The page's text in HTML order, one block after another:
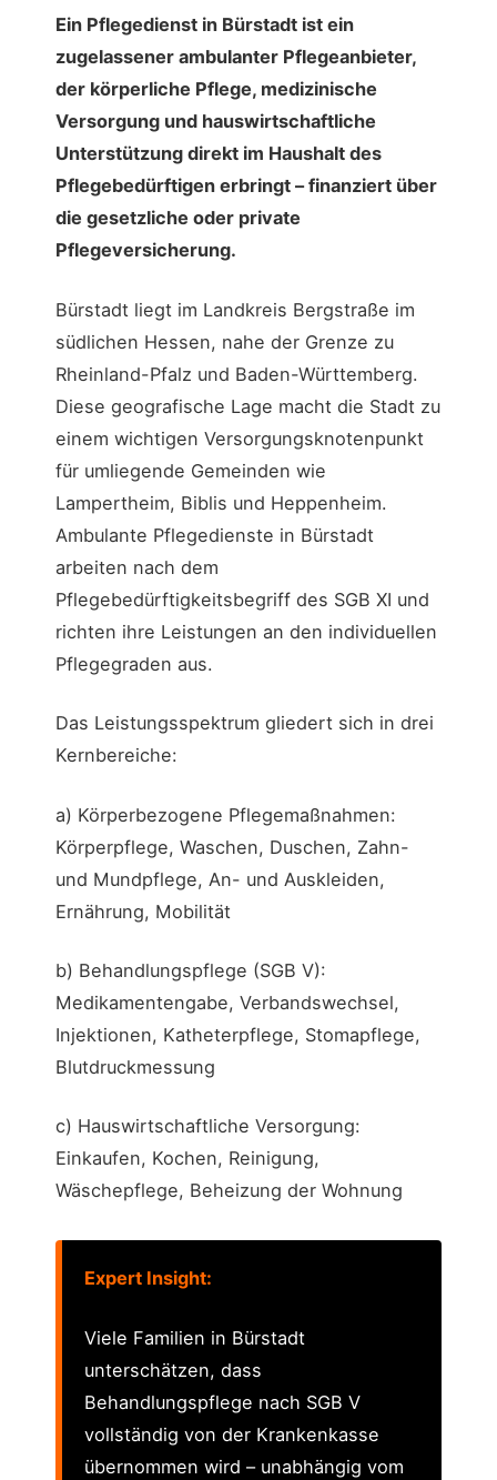
Ein Pflegedienst in Bürstadt ist ein
zugelassener ambulanter Pflegeanbieter,
der körperliche Pflege, medizinische
Versorgung und hauswirtschaftliche
Unterstützung direkt im Haushalt des
Pflegebedürftigen erbringt – finanziert über
die gesetzliche oder private
Pflegeversicherung.
Bürstadt liegt im Landkreis Bergstraße im
südlichen Hessen, nahe der Grenze zu
Rheinland-Pfalz und Baden-Württemberg.
Diese geografische Lage macht die Stadt zu
einem wichtigen Versorgungsknotenpunkt
für umliegende Gemeinden wie
Lampertheim, Biblis und Heppenheim.
Ambulante Pflegedienste in Bürstadt
arbeiten nach dem
Pflegebedürftigkeitsbegriff des SGB XI und
richten ihre Leistungen an den individuellen
Pflegegraden aus.
Das Leistungsspektrum gliedert sich in drei
Kernbereiche:
a) Körperbezogene Pflegemaßnahmen:
Körperpflege, Waschen, Duschen, Zahn-
und Mundpflege, An- und Auskleiden,
Ernährung, Mobilität
b) Behandlungspflege (SGB V):
Medikamentengabe, Verbandswechsel,
Injektionen, Katheterpflege, Stomapflege,
Blutdruckmessung
c) Hauswirtschaftliche Versorgung:
Einkaufen, Kochen, Reinigung,
Wäschepflege, Beheizung der Wohnung
Expert Insight:
Viele Familien in Bürstadt
unterschätzen, dass
Behandlungspflege nach SGB V
vollständig von der Krankenkasse
übernommen wird – unabhängig vom